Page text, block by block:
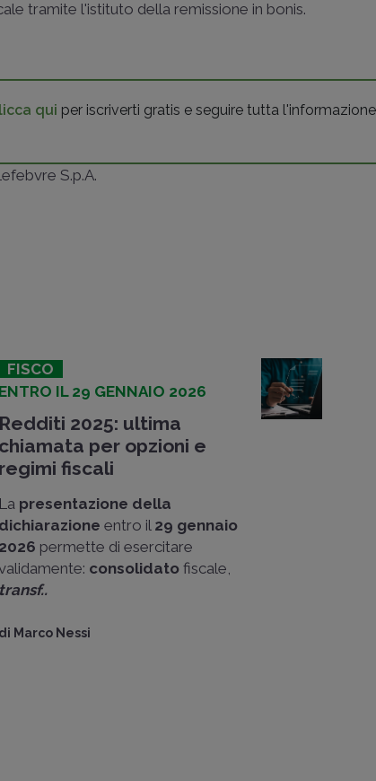
tramite l'istituto della remissione in bonis.
qui per iscriverti gratis e seguire tutta
S.p.A.
FISCO
ENTRO IL 29 GENNAIO 2026
Redditi 2025: ultima
chiamata per opzioni e
regimi fiscali
La presentazione della
dichiarazione entro il 29 gennaio
2026 permette di esercitare
consolidato fiscale,
transf..
di Marco Nessi